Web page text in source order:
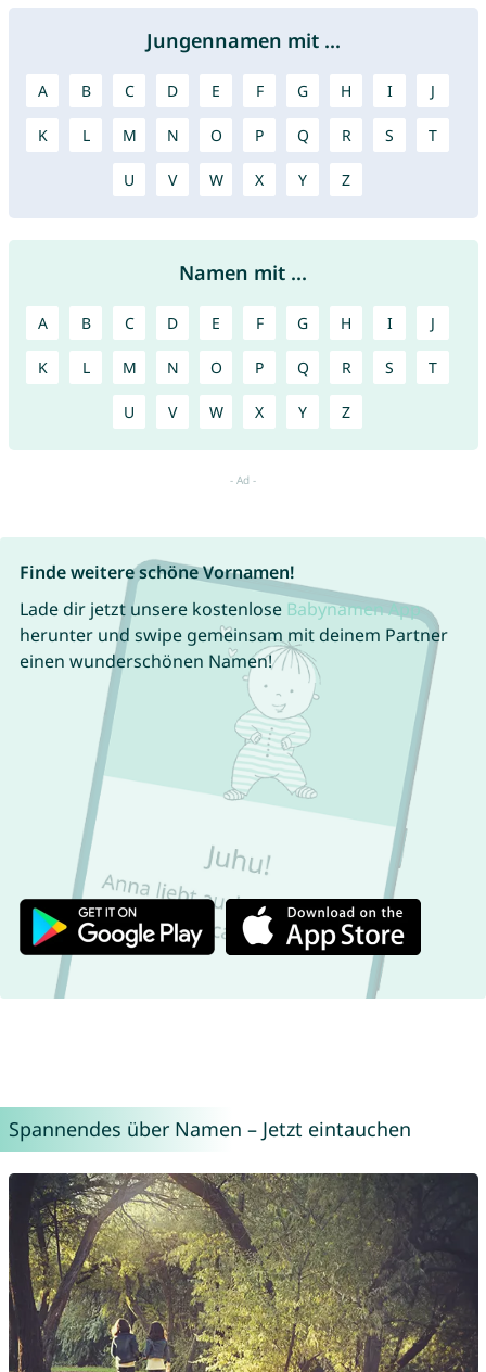
Jungennamen mit ...
A B C D E F G H I J
K L M N O P Q R S T
U V W X Y Z
Namen mit ...
A B C D E F G H I J
K L M N O P Q R S T
U V W X Y Z
Finde weitere schöne Vornamen!
Lade dir jetzt unsere kostenlose Babynamen App
herunter und swipe gemeinsam mit deinem Partner
einen wunderschönen Namen!
Spannendes über Namen – Jetzt eintauchen